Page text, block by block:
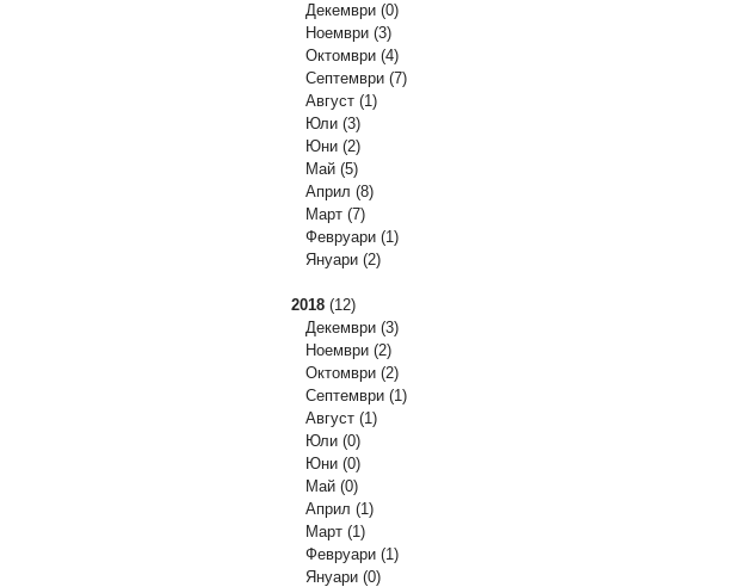
Декември (0)
Ноември (3)
Октомври (4)
Септември (7)
Август (1)
Юли (3)
Юни (2)
Май (5)
Април (8)
Март (7)
Февруари (1)
Януари (2)
2018 (12)
Декември (3)
Ноември (2)
Октомври (2)
Септември (1)
Август (1)
Юли (0)
Юни (0)
Май (0)
Април (1)
Март (1)
Февруари (1)
Януари (0)